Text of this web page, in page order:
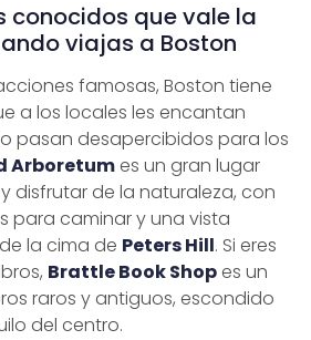
conocidos que vale la
viajas a Boston
famosas, Boston tiene
a los locales les encantan
pasan desapercibidos para los
Arboretum es un gran lugar
disfrutar de la naturaleza, con
para caminar y una vista
la cima de Peters Hill. Si eres
Brattle Book Shop es un
raros y antiguos, escondido
del centro.